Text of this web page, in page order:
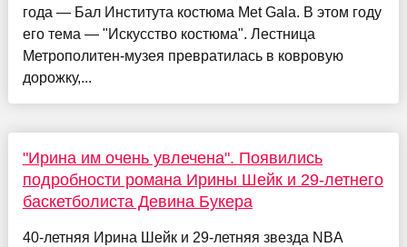
года — Бал Института костюма Met Gala. В этом году
его тема — "Искусство костюма". Лестница
Метрополитен-музея превратилась в ковровую
дорожку,...
"Ирина им очень увлечена". Появились
подробности романа Ирины Шейк и 29-летнего
баскетболиста Девина Букера
40-летняя Ирина Шейк и 29-летняя звезда NBA